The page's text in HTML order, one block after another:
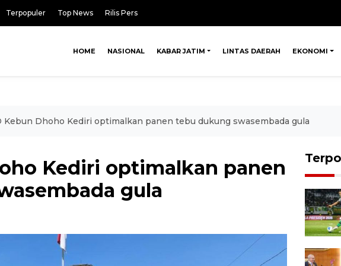
Terpopuler Top News Rilis Pers
HOME NASIONAL KABAR JATIM LINTAS DAERAH EKONOMI
Kebun Dhoho Kediri optimalkan panen tebu dukung swasembada gula
Kediri optimalkan panen
gula